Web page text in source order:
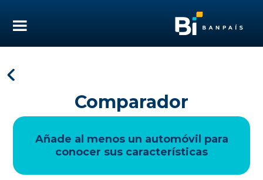
Comparador
Añade al menos un automóvil para
conocer sus características